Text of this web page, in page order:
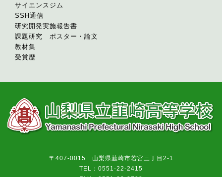
サイエンスジム
SSH通信
研究開発実施報告書
課題研究 ポスター・論文
教材集
受賞歴
〒407-0015 山梨県韮崎市若宮三丁目2-1
TEL：0551-22-2415